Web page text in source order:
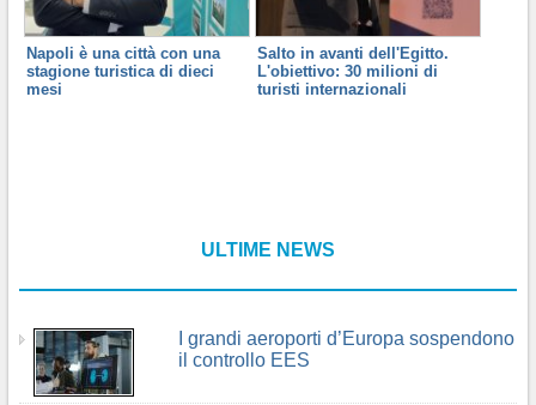
Napoli è una città con una
stagione turistica di dieci
mesi
Salto in avanti dell'Egitto.
L'obiettivo: 30 milioni di
turisti internazionali
ULTIME NEWS
I grandi aeroporti d’Europa sospendono
il controllo EES